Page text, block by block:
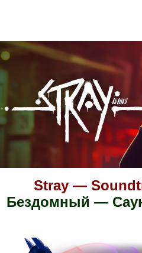
Stray —
Бездомный —